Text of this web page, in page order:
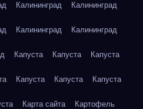
Калининград Калининград
Калининград Калининград
Капуста Капуста Капуста
Капуста Капуста Капуста
Карта сайта Картофель